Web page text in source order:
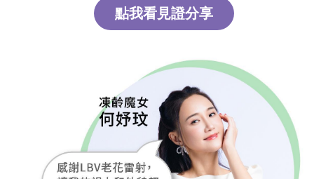
點我看見證分享